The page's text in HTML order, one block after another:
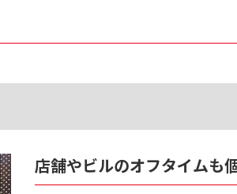
店舗やビルのオフタイムも